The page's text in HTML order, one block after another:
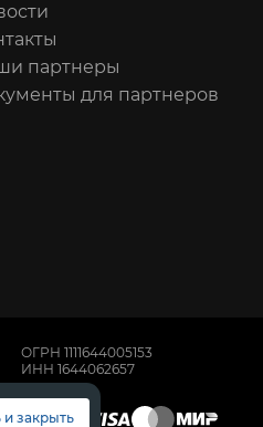
партнеры
для партнеров
к
ОГРН 1111644005153
ИНН 1644062657
и закрыть